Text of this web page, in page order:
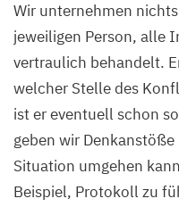
Wir unternehmen
jeweiligen Person, alle
vertraulich behandelt.
welcher Stelle des
ist er eventuell schon
geben wir
Situation umgehen
Beispiel, Protokoll zu